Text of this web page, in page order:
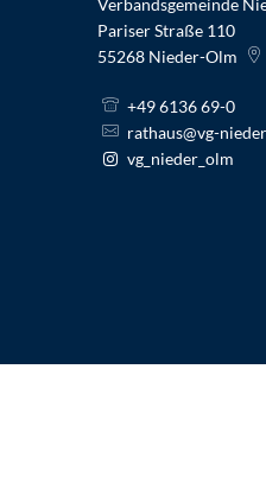
Verbandsgemeinde
Pariser Straße 110
55268 Nieder-Olm
+49 6136 69-0
rathaus@vg-
vg_nieder_olm